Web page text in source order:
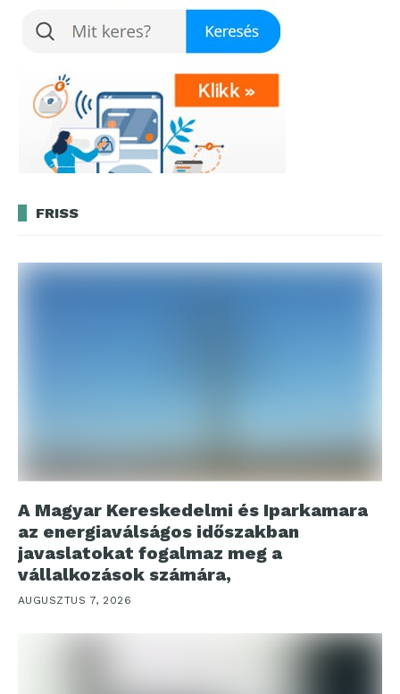
FRISS
A Magyar Kereskedelmi és Iparkamara
az energiaválságos időszakban
javaslatokat fogalmaz meg a
vállalkozások számára,
AUGUSZTUS 7, 2026